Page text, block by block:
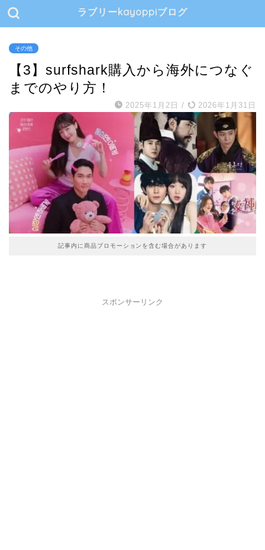
ラブリーkayoppiブログ
その他
【3】surfshark購入から海外につなぐ
までのやり方！
2025年1月2日 / 2026年1月31日
記事内に商品プロモーションを含む場合があります
スポンサーリンク